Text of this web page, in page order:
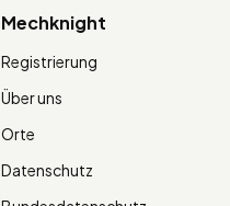
Mechknight
Registrierung
Über uns
Orte
Datenschutz